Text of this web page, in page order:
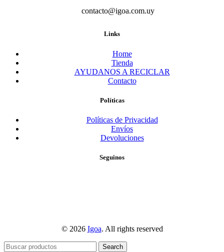
contacto@igoa.com.uy
Links
Home
Tienda
AYUDANOS A RECICLAR
Contacto
Políticas
Políticas de Privacidad
Envíos
Devoluciones
Seguinos
© 2026 Igoa. All rights reserved
Search